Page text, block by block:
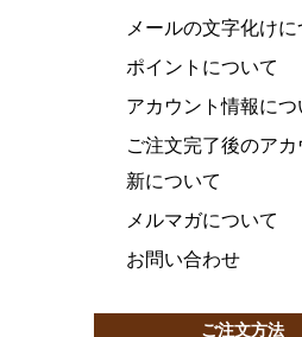
メールの文字化けに
ポイントについて
アカウント情報につ
ご注文完了後のアカ
新について
メルマガについて
お問い合わせ
ご注文方法